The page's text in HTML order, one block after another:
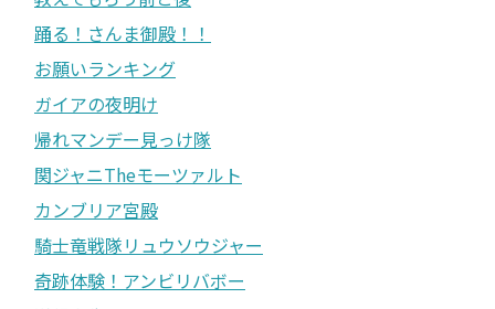
踊る！さんま御殿！！
お願いランキング
ガイアの夜明け
帰れマンデー見っけ隊
関ジャニTheモーツァルト
カンブリア宮殿
騎士竜戦隊リュウソウジャー
奇跡体験！アンビリバボー